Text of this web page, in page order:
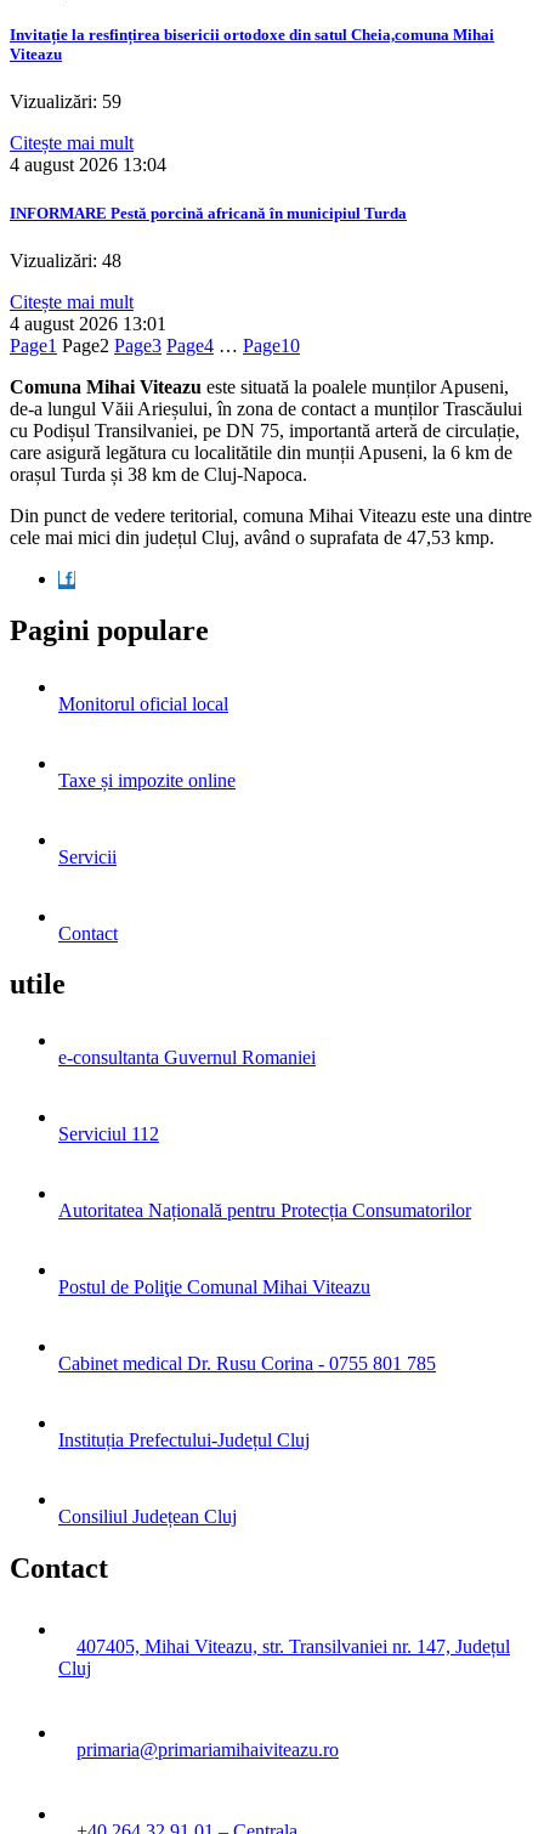
Invitație la resfințirea bisericii ortodoxe din satul Cheia,comuna Mihai
Viteazu
Vizualizări: 59
Citește mai mult
4 august 2026 13:04
INFORMARE Pestă porcină africană în municipiul Turda
Vizualizări: 48
Citește mai mult
4 august 2026 13:01
Page1 Page2 Page3 Page4 … Page10
Comuna Mihai Viteazu este situată la poalele munților Apuseni,
de-a lungul Văii Arieșului, în zona de contact a munților Trascăului
cu Podișul Transilvaniei, pe DN 75, importantă arteră de circulație,
care asigură legătura cu localitătile din munții Apuseni, la 6 km de
orașul Turda și 38 km de Cluj-Napoca.
Din punct de vedere teritorial, comuna Mihai Viteazu este una dintre
cele mai mici din județul Cluj, având o suprafata de 47,53 kmp.
Pagini populare
Monitorul oficial local
Taxe și impozite online
Servicii
Contact
utile
e-consultanta Guvernul Romaniei
Serviciul 112
Autoritatea Națională pentru Protecția Consumatorilor
Postul de Poliţie Comunal Mihai Viteazu
Cabinet medical Dr. Rusu Corina - 0755 801 785
Instituția Prefectului-Județul Cluj
Consiliul Județean Cluj
Contact
407405, Mihai Viteazu, str. Transilvaniei nr. 147, Județul
Cluj
primaria@primariamihaiviteazu.ro